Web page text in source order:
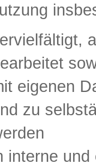
eigenen
zu
interne